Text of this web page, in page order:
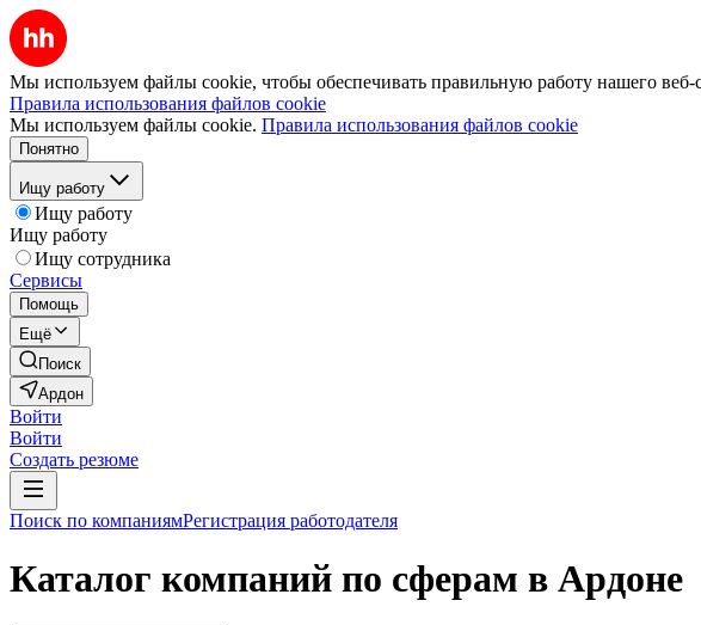
Мы используем файлы cookie, чтобы обеспечивать правильную работу нашего веб-
Правила использования файлов cookie
Мы используем файлы cookie. Правила использования файлов cookie
Понятно
Ищу работу
Ищу работу
Ищу работу
Ищу сотрудника
Сервисы
Помощь
Ещё
Поиск
Ардон
Войти
Войти
Создать резюме
Поиск по компаниямРегистрация работодателя
Каталог компаний по сферам в Ардоне